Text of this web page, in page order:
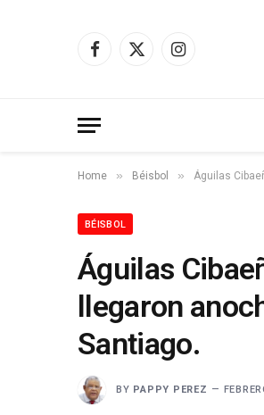
Facebook
X
Instagram
Home » Béisbol » Águilas
BÉISBOL
Águilas
llegaron
Santiago.
BY PAPPY PEREZ